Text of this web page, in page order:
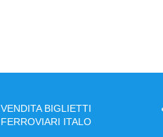
VENDITA BIGLIETTI
FERROVIARI ITALO